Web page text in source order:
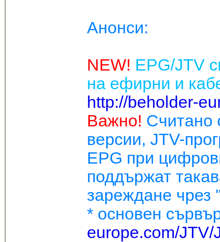
Анонси:
NEW! EPG/JTV
на ефирни и
http://beholder-
Важно! Считано
версии, JTV-
EPG при
поддържат
зареждане чрез
* основен
europe.com/JTV/